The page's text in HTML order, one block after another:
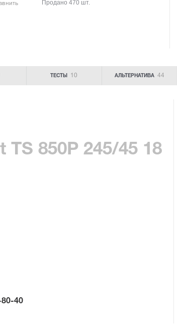
Продано 470 шт.
ТЕСТЫ 10 АЛЬТЕРНАТИВА 44
850P 245/45 18
80-40